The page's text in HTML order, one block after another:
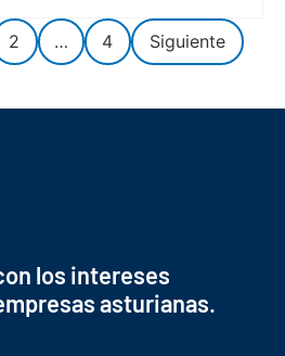
2 … 4 Siguiente
los intereses
asturianas.